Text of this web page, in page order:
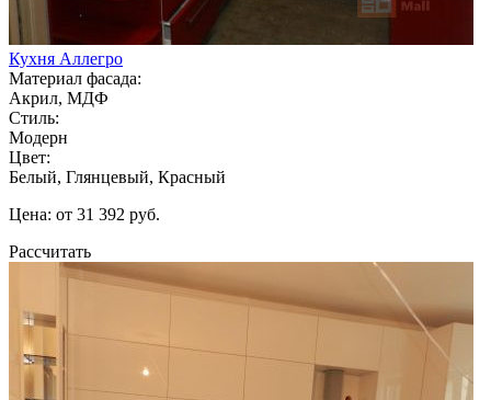
Кухня Аллегро
Материал фасада:
Акрил, МДФ
Стиль:
Модерн
Цвет:
Белый, Глянцевый, Красный
Цена: от 31 392 руб.
Рассчитать